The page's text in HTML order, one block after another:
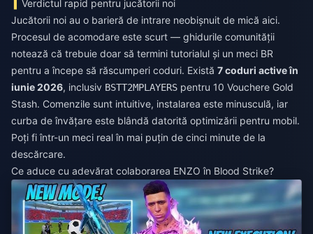
Verdictul rapid pentru jucătorii noi
Jucătorii noi au o barieră de intrare neobișnuit de mică aici.
Procesul de acomodare este scurt — ghidurile comunității
notează că trebuie doar să termini tutorialul și un meci BR
pentru a începe să răscumperi coduri. Există 7 coduri active în
iunie 2026, inclusiv BSTT2MPLAYERS pentru 10 Vouchere Gold
Stash. Comenzile sunt intuitive, instalarea este minusculă, iar
curba de învățare este blândă datorită optimizării pentru mobil.
Poți fi într-un meci real în mai puțin de cinci minute de la
descărcare.
Ce aduce cu adevărat colaborarea ENZO în Blood Strike?